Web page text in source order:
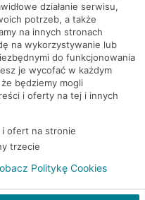
prawa zastrzeżone
działanie serwisu,
potrzeb, a także
na innych stronach
na wykorzystywanie lub
do funkcjonowania
je wycofać w każdym
będziemy mogli
i oferty na tej i innych
i ofert na stronie
trzecie
Politykę Cookies